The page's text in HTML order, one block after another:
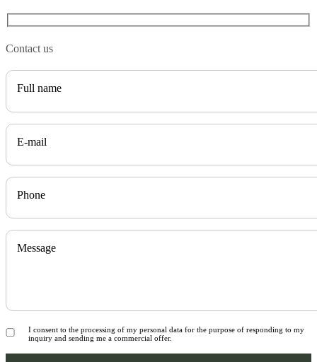
Contact us
Full name
E-mail
Phone
Message
I consent to the processing of my personal data for the purpose of responding to my
inquiry and sending me a commercial offer.